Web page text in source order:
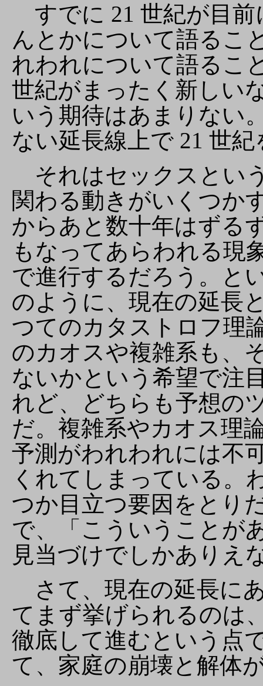
すでに 21 世紀が目前
んとかについて語るこ
れわれについて語るこ
世紀がまったく新しい
いう期待はあまりない
ない延長線上で 21 世
それはセックスとい
関わる動きがいくつか
からあと数十年はずる
もなってあらわれる現
で進行するだろう。と
のように、現在の延長
つてのカタストロフ理
のカオスや複雑系も、
ないかという希望で注
れど、どちらも予想の
だ。複雑系やカオス理
予測がわれわれには不
くれてしまっている。
つか目立つ要因をとり
で、「こういうことが
見当づけでしかありえ
さて、現在の延長に
てまず挙げられるのは
徹底して進むという点
て、家庭の崩壊と解体